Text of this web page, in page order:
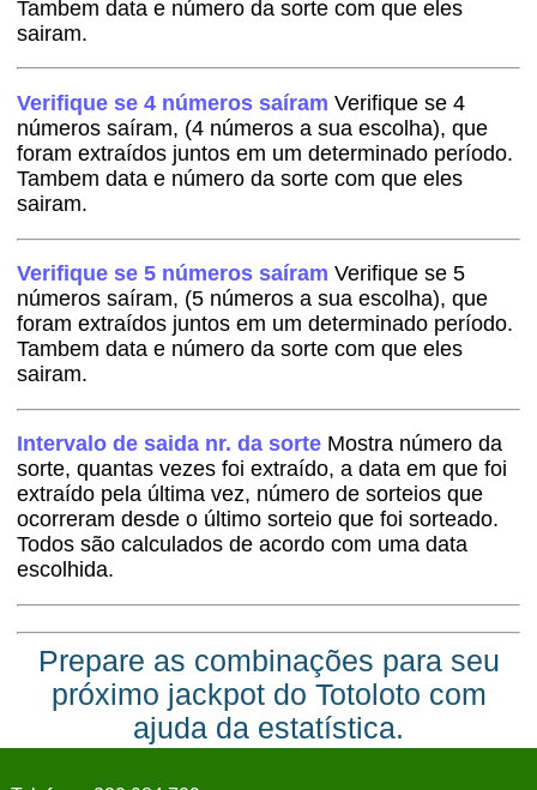
Tambem data e número da sorte com que eles
sairam.
Verifique se 4 números saíram Verifique se 4
números saíram, (4 números a sua escolha), que
foram extraídos juntos em um determinado período.
Tambem data e número da sorte com que eles
sairam.
Verifique se 5 números saíram Verifique se 5
números saíram, (5 números a sua escolha), que
foram extraídos juntos em um determinado período.
Tambem data e número da sorte com que eles
sairam.
Intervalo de saida nr. da sorte Mostra número da
sorte, quantas vezes foi extraído, a data em que foi
extraído pela última vez, número de sorteios que
ocorreram desde o último sorteio que foi sorteado.
Todos são calculados de acordo com uma data
escolhida.
Prepare as combinações para seu
próximo jackpot do Totoloto com
ajuda da estatística.